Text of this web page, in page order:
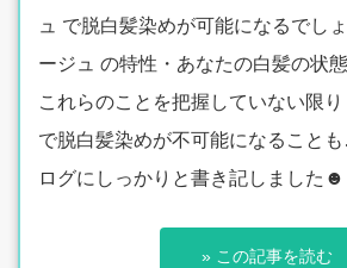
ュ で脱白髪染めが可能になるでし
ージュ の特性・あなたの白髪の状
これらのことを把握していない限り
で脱白髪染めが不可能になること
ログにしっかりと書き記しました☻
» この記事を読む